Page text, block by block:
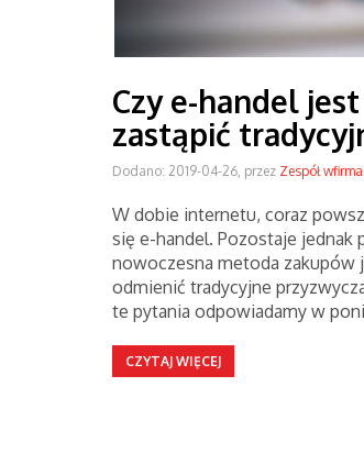
Czy e-handel
zastąpić
Dodano: 2019-04-26, przez Zespół
W dobie internetu, coraz
się e-handel. Pozostaje jednak
nowoczesna metoda zakupów
odmienić tradycyjne
te pytania odpowiadamy w
CZYTAJ WIĘCEJ